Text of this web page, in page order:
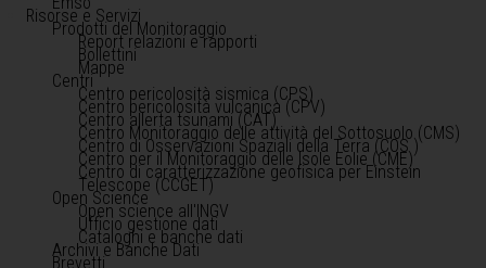
Risorse e Servizi
Prodotti del Monitoraggio
Report relazioni e rapporti
Bollettini
Mappe
Centri
Centro pericolosità sismica (CPS)
Centro pericolosità vulcanica (CPV)
Centro allerta tsunami (CAT)
Centro Monitoraggio delle attività del Sottosuolo (CMS)
Centro di Osservazioni Spaziali della Terra (COS )
Centro per il Monitoraggio delle Isole Eolie (CME)
Centro di caratterizzazione geofisica per Einstein
Telescope (CCGET)
Open Science
Open science all'INGV
Ufficio gestione dati
Cataloghi e banche dati
Archivi e Banche Dati
Brevetti